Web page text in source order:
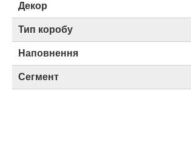
Декор
Тип коробу
Наповнення
Сегмент